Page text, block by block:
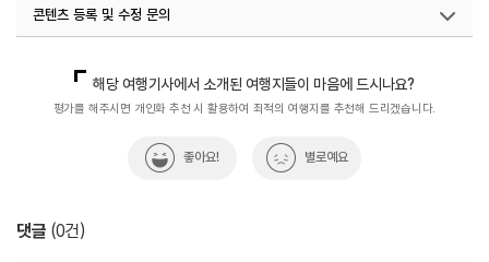
콘텐츠 등록 및 수정 문의
해당 여행기사에서 소개된 여행지들이 마음에 드시나요?
평가를 해주시면 개인화 추천 시 활용하여 최적의 여행지를 추천해 드리겠습니다.
좋아요! 별로예요
댓글 (0건)